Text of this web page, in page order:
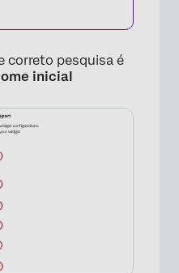
correto pesquisa é
inicial